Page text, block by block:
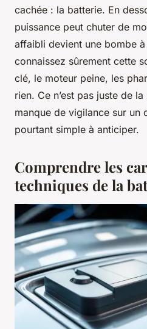
cachée : la batterie. En
puissance peut chuter de
affaibli devient une bombe
connaissez sûrement cette
clé, le moteur peine, les
rien. Ce n’est pas juste de
manque de vigilance sur un
pourtant simple à anticiper.
Comprendre les
techniques de la